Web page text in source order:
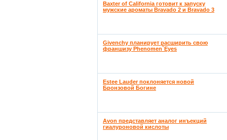
Baxter of California готовит к запуску
мужские ароматы Bravado 2 и Bravado 3
Givenchy планирует расширить свою
франшизу Phenomen`Eyes
Estee Lauder поклоняется новой
Бронзовой Богине
Avon представляет аналог инъекций
гиалуроновой кислоты